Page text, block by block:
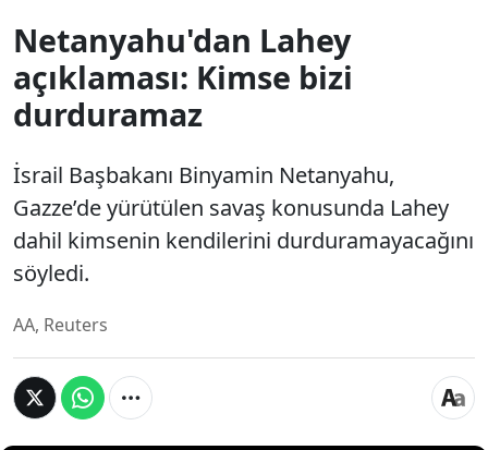
Netanyahu'dan Lahey
açıklaması: Kimse bizi
durduramaz
İsrail Başbakanı Binyamin Netanyahu,
Gazze’de yürütülen savaş konusunda Lahey
dahil kimsenin kendilerini durduramayacağını
söyledi.
AA, Reuters